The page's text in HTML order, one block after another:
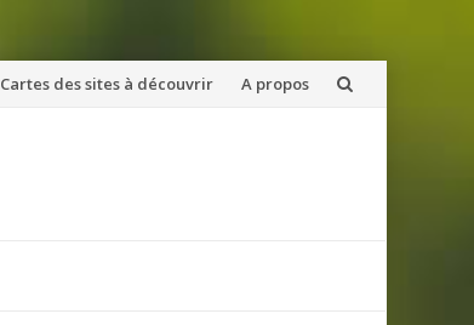
Cartes des sites à découvrir A propos